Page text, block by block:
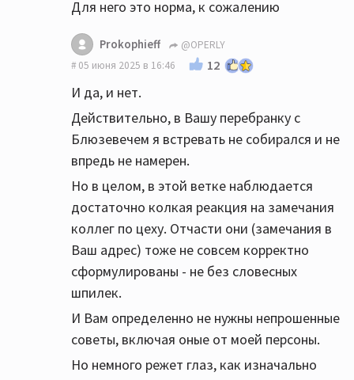
Для него это норма, к сожалению
Prokophieff
@OPERLY
05 июня 2025 в 16:46
12
И да, и нет.
Действительно, в Вашу перебранку с
Блюзевечем я встревать не собирался и не
впредь не намерен.
Но в целом, в этой ветке наблюдается
достаточно колкая реакция на замечания
коллег по цеху. Отчасти они (замечания в
Ваш адрес) тоже не совсем корректно
сформулированы - не без словесных
шпилек.
И Вам определенно не нужны непрошенные
советы, включая оные от моей персоны.
Но немного режет глаз, как изначально